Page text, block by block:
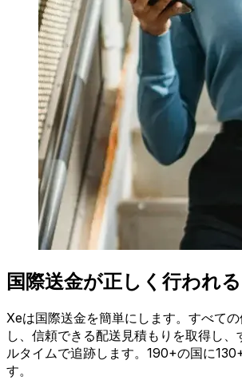
国際送金が正しく行われる
Xeは国際送金を簡単にします。すべて
し、信頼できる配送見積もりを取得し、
ルタイムで追跡します。190+の国に
す。